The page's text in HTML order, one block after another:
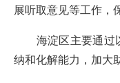
展听取意见等工作，
海淀区主要通过
纳和化解能力，加大